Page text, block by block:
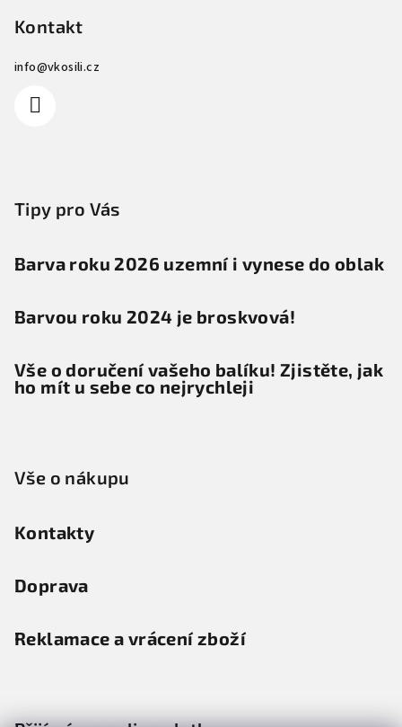
Kontakt
info@vkosili.cz
Tipy pro Vás
Barva roku 2026 uzemní i vynese do oblak
Barvou roku 2024 je broskvová!
Vše o doručení vašeho balíku! Zjistěte, jak
ho mít u sebe co nejrychleji
Vše o nákupu
Kontakty
Doprava
Reklamace a vrácení zboží